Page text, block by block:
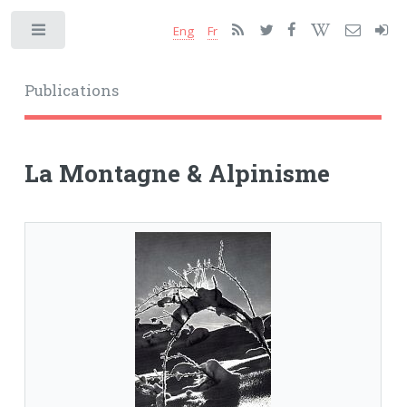
Publications
Eng Fr
La Montagne & Alpinisme